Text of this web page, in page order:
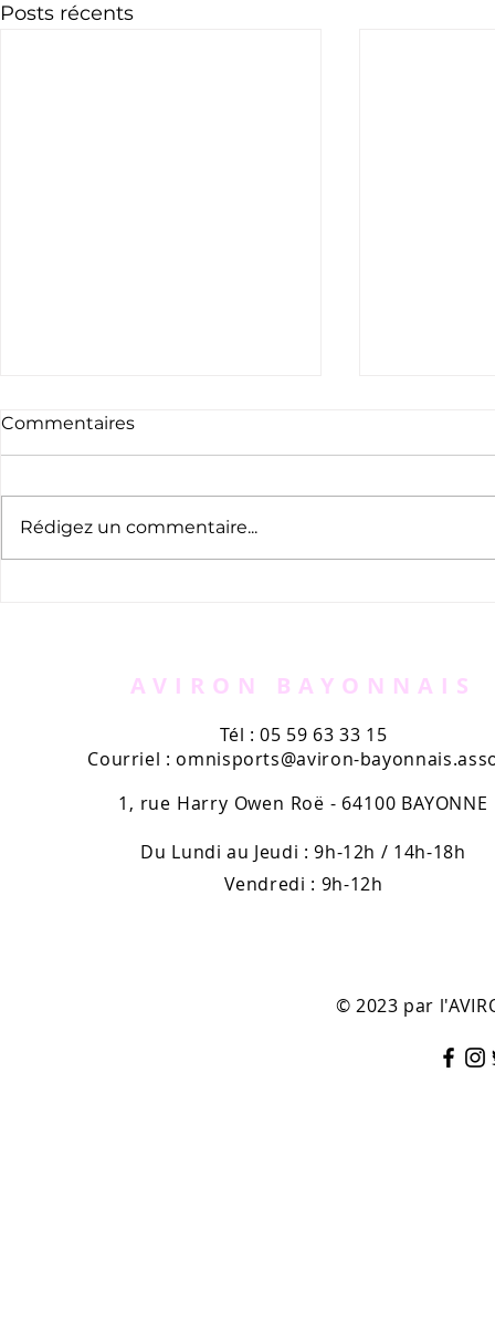
Posts récents
Commentaires
Rédigez un commentaire...
AVIRON BAYONNAIS
Tél : 05 59 63 33 15
Courriel : omnisports@aviron-
1, rue Harry Owen Roë - 64100 BAYONNE
Du Lundi au Jeudi : 9h-12h / 14h-18h
Vendredi : 9h-12h
© 2023 par